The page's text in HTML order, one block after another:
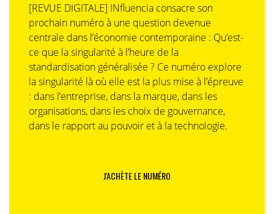
[REVUE DIGITALE] INfluencia consacre son
prochain numéro à une question devenue
centrale dans l’économie contemporaine : Qu’est-
ce que la singularité à l’heure de la
standardisation généralisée ? Ce numéro explore
la singularité là où elle est la plus mise à l’épreuve
: dans l’entreprise, dans la marque, dans les
organisations, dans les choix de gouvernance,
dans le rapport au pouvoir et à la technologie.
J'ACHÈTE LE NUMÉRO